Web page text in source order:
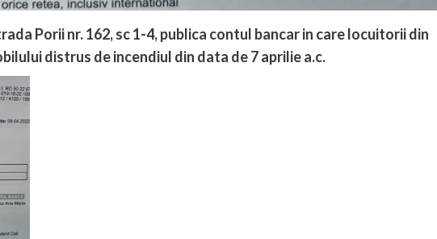
Porii nr. 162, sc 1-4, publica contul bancar in care locuitorii din
distrus de incendiul din data de 7 aprilie a.c.